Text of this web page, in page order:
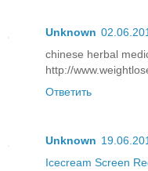
Unknown
chinese herbal
http://
Ответить
Unknown
Icecream Screen